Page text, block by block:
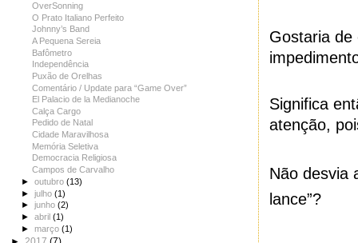
Gostaria de
Significa
atenção,
Não desvia
lance”?
OverSonning
O Prato Italiano Perfeito
Johnny’s Band
A Pequena Sereia
Bafômetro
Independência
Puxão de Orelhas
Comentário / Update para “Game Over”
El Palacio de la Medianoche
Calça Cargo
Pedido de Natal
Cidade Maravilhosa
Memória Seletiva
Democracia Religiosa
Campos de Carvalho
►outubro(13)
►julho(1)
►junho(2)
►abril(1)
►março(1)
► 2017 (7)